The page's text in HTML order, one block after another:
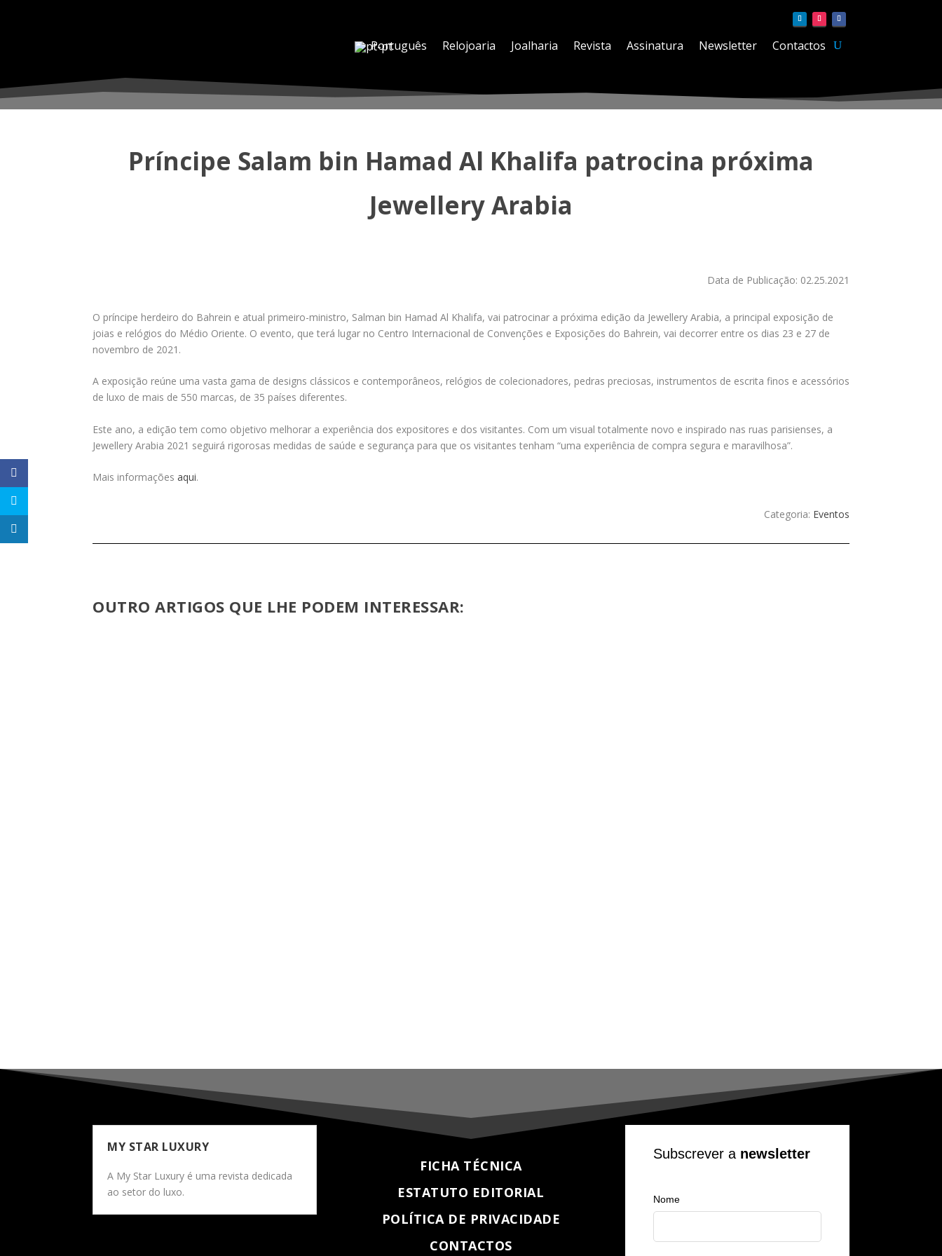
Português Relojoaria Joalharia Revista Assinatura Newsletter Contactos
Príncipe Salam bin Hamad Al Khalifa patrocina próxima
Jewellery Arabia
Data de Publicação: 02.25.2021
O príncipe herdeiro do Bahrein e atual primeiro-ministro, Salman bin Hamad Al Khalifa, vai patrocinar a próxima edição da Jewellery Arabia, a principal exposição de
joias e relógios do Médio Oriente. O evento, que terá lugar no Centro Internacional de Convenções e Exposições do Bahrein, vai decorrer entre os dias 23 e 27 de
novembro de 2021.
A exposição reúne uma vasta gama de designs clássicos e contemporâneos, relógios de colecionadores, pedras preciosas, instrumentos de escrita finos e acessórios
de luxo de mais de 550 marcas, de 35 países diferentes.
Este ano, a edição tem como objetivo melhorar a experiência dos expositores e dos visitantes. Com um visual totalmente novo e inspirado nas ruas parisienses, a
Jewellery Arabia 2021 seguirá rigorosas medidas de saúde e segurança para que os visitantes tenham “uma experiência de compra segura e maravilhosa”.
Mais informações aqui.
Categoria: Eventos
OUTRO ARTIGOS QUE LHE PODEM INTERESSAR:
MY STAR LUXURY
A My Star Luxury é uma revista dedicada
ao setor do luxo.
FICHA TÉCNICA
ESTATUTO EDITORIAL
POLÍTICA DE PRIVACIDADE
CONTACTOS
Subscrever anewsletter
Nome